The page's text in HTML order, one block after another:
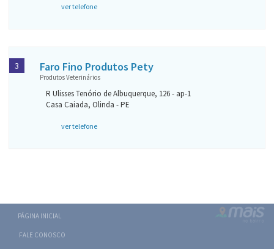
ver telefone
Faro Fino Produtos Pety
Produtos Veterinários
R Ulisses Tenório de Albuquerque, 126 - ap-1
Casa Caiada, Olinda - PE
ver telefone
3
PÁGINA INICIAL
FALE CONOSCO